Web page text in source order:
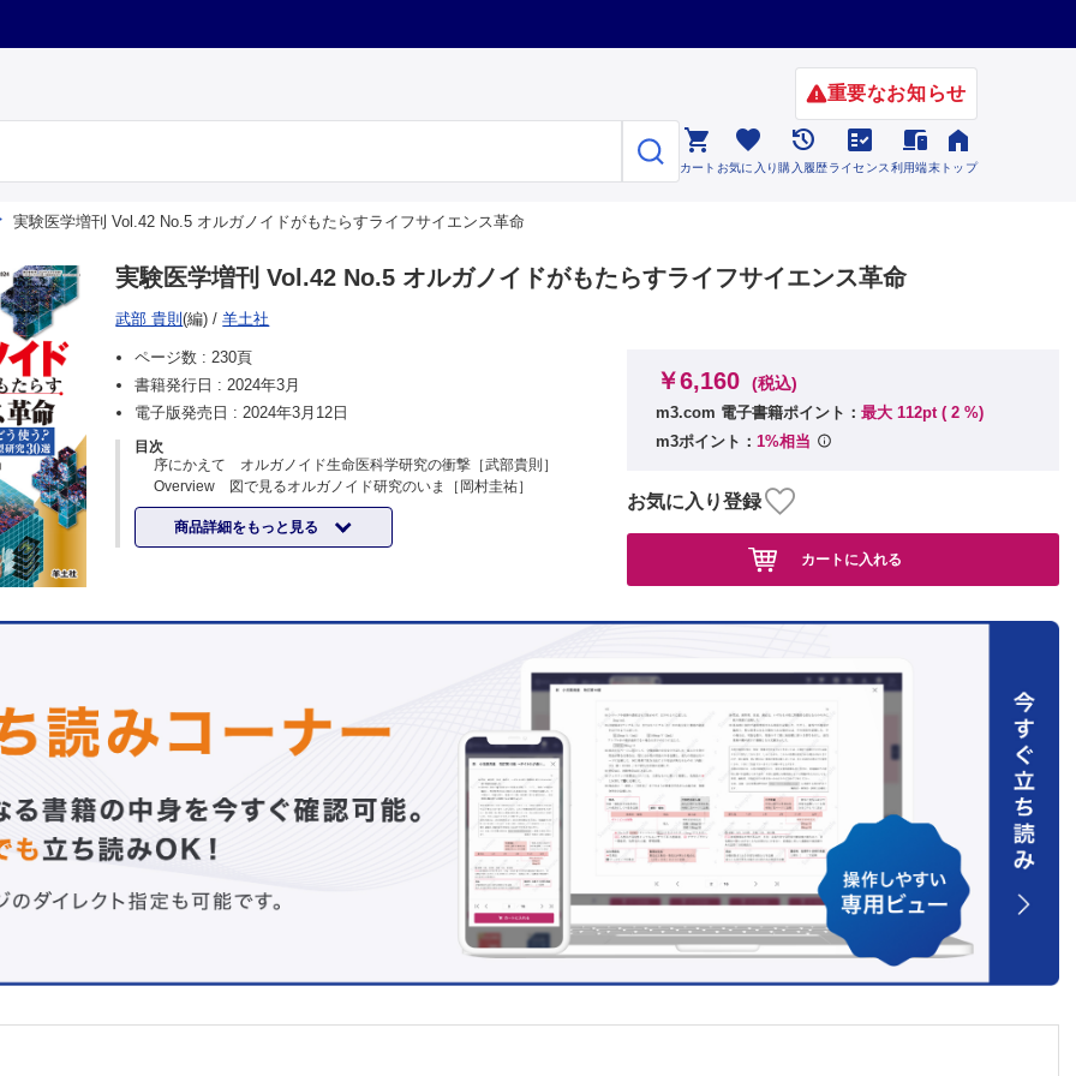
重要なお知らせ

カート

お気に入り

購入履歴

ライセンス

利用端末

トップ
実験医学増刊 Vol.42 No.5 オルガノイドがもたらすライフサイエンス革命
実験医学増刊 Vol.42 No.5 オルガノイドがもたらすライフサイエンス革命
武部 貴則(編) /羊土社
ページ数 :230頁
書籍発行日 :2024年3月
電子版発売日 :2024年3月12日
目次
序にかえて オルガノイド生命医科学研究の衝撃［武部貴則］
Overview 図で見るオルガノイド研究のいま［岡村圭祐］
概論 iPS細胞とオルガノイドが切り拓く生命科学の未来［高山和
雄，山中伸弥］
第1章 オルガノイド創出技術の最新動向―組織幹細胞から多能性
［谷水直樹］
5. 中枢神経系オルガノイドが拓く『創る』生命科学［坂口秀哉］
6. 内分泌系オルガノイド―下垂体オルガノイドを中心に［須賀英
7. ヒト多能性幹細胞を用いた蝸牛オルガノイドの作製［上田佳朋，
8. オルガノイドを用いた口腔機能再生研究［田中準一，美島健二］
9. 腎臓オルガノイドの現在と未来［井上大輔，西中村隆一］
10. 三次元心組織の開発とその応用［谷 英典，遠山周吾］
11. iPS細胞由来軟骨オルガノイドによる再生治療法開発［妻木範
12. 免疫系オルガノイドの現状と展望：免疫細胞療法や疾患モデル
への応用［葛西義明］
1. En masseオルガノイドパネルによる遺伝型-表現型解析［根本孝
商品詳細をもっと見る
￥6,160 (税込)
m3.com 電子書籍ポイント： 最大 112pt ( 2 %)
m3ポイント： 1%相当
お気に入り登録
カートに入れる